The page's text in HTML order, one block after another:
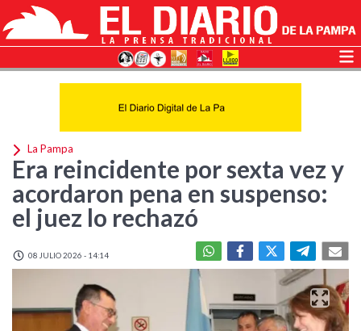
La Pampa
Era reincidente por sexta vez y
acordaron pena en suspenso:
el juez lo rechazó
08 JULIO 2026 - 14:14